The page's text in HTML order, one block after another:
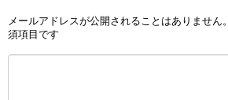
メールアドレスが公開されることはありません。
須項目です